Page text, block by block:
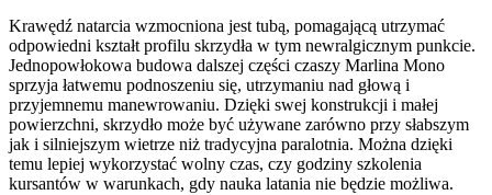
Krawędź natarcia wzmocniona jest tubą, pomagającą utrzymać
odpowiedni kształt profilu skrzydła w tym newralgicznym punkcie.
Jednopowłokowa budowa dalszej części czaszy Marlina Mono
sprzyja łatwemu podnoszeniu się, utrzymaniu nad głową i
przyjemnemu manewrowaniu. Dzięki swej konstrukcji i małej
powierzchni, skrzydło może być używane zarówno przy słabszym
jak i silniejszym wietrze niż tradycyjna paralotnia. Można dzięki
temu lepiej wykorzystać wolny czas, czy godziny szkolenia
kursantów w warunkach, gdy nauka latania nie będzie możliwa.